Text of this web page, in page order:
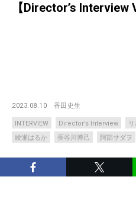
【Director’s Interview
2023.08.10 香田史生
INTERVIEW Director’s Interview
綾瀬はるか
長谷川博己 阿部サダヲ